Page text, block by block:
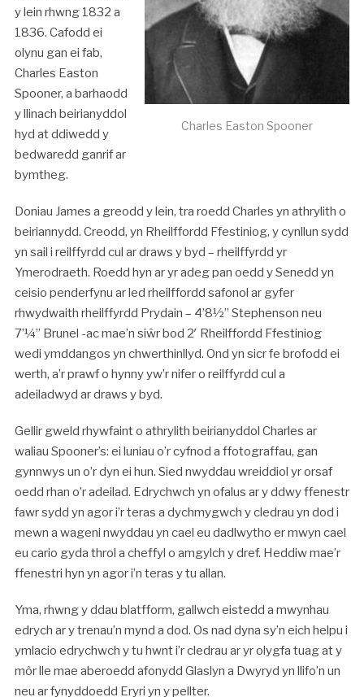
Charles Easton Spooner
y lein rhwng 1832 a
1836. Cafodd ei
olynu gan ei fab,
Charles Easton
Spooner, a barhaodd
y llinach beirianyddol
hyd at ddiwedd y
bedwaredd ganrif ar
bymtheg.
Doniau James a greodd y lein, tra roedd Charles yn athrylith o
beiriannydd. Creodd, yn Rheilffordd Ffestiniog, y cynllun sydd
yn sail i reilffyrdd cul ar draws y byd – rheilffyrdd yr
Ymerodraeth. Roedd hyn ar yr adeg pan oedd y Senedd yn
ceisio penderfynu ar led rheilffordd safonol ar gyfer
rhwydwaith rheilffyrdd Prydain – 4’8½” Stephenson neu
7’¼” Brunel -ac mae’n siŵr bod 2′ Rheilffordd Ffestiniog
wedi ymddangos yn chwerthinllyd. Ond yn sicr fe brofodd ei
werth, a’r prawf o hynny yw’r nifer o reilffyrdd cul a
adeiladwyd ar draws y byd.
Gellir gweld rhywfaint o athrylith beirianyddol Charles ar
waliau Spooner’s: ei luniau o’r cyfnod a ffotograffau, gan
gynnwys un o’r dyn ei hun. Sied nwyddau wreiddiol yr orsaf
oedd rhan o’r adeilad. Edrychwch yn ofalus ar y ddwy ffenestr
fawr sydd yn agor i’r teras a dychmygwch y cledrau yn dod i
mewn a wageni nwyddau yn cael eu dadlwytho er mwyn cael
eu cario gyda throl a cheffyl o amgylch y dref. Heddiw mae’r
ffenestri hyn yn agor i’n teras y tu allan.
Yma, rhwng y ddau blatfform, gallwch eistedd a mwynhau
edrych ar y trenau’n mynd a dod. Os nad dyna sy’n eich helpu i
ymlacio edrychwch y tu hwnt i’r cledrau ar yr olygfa tuag at y
môr lle mae aberoedd afonydd Glaslyn a Dwyryd yn llifo’n un
neu ar fynyddoedd Eryri yn y pellter.